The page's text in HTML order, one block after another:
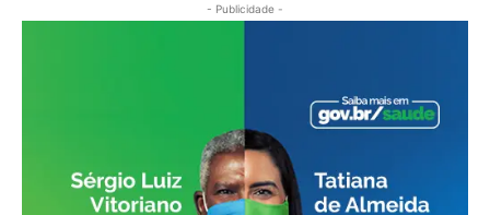
- Publicidade -